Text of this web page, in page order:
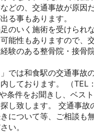
どの、交通事故が原因
る事もあります。
のいく施術を受けられ
能性もありますので、
験のある整骨院・接骨
」では和食駅の交通事故
しております。 （TEL：
条件をお聞きし、ベス
し致します。 交通事故
について等、ご相談も
い。